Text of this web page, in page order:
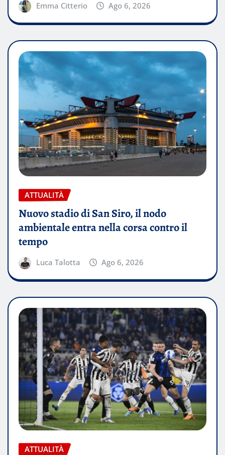
Emma Citterio Ago 6, 2026
ATTUALITÀ
Nuovo stadio di San Siro, il nodo
ambientale entra nella corsa contro il
tempo
Luca Talotta Ago 6, 2026
ATTUALITÀ